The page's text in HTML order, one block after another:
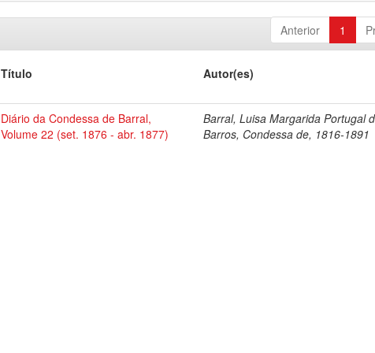
Anterior 1
Título Autor(es)
Diário da Condessa de Barral,
Volume 22 (set. 1876 - abr. 1877)
Barral, Luisa Margarida Portugal
Barros, Condessa de, 1816-1891